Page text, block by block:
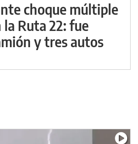
choque múltiple
Ruta 22: fue
y tres autos